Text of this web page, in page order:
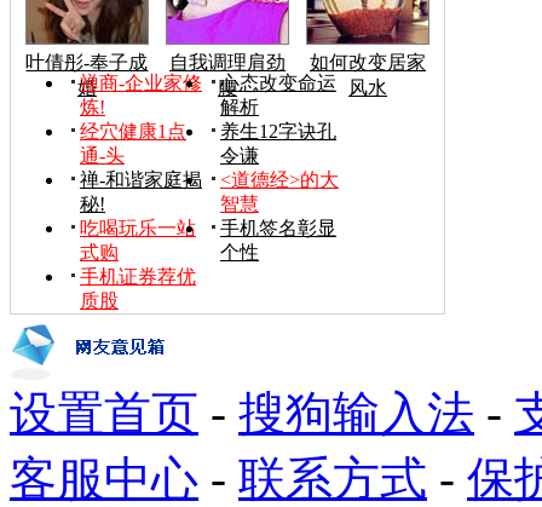
叶倩彤-奉子成
婚
自我调理肩劲
腰
如何改变居家
风水
禅商-企业家修
炼!
心态改变命运
解析
经穴健康1点
通-头
养生12字诀孔
令谦
禅-和谐家庭揭
秘!
<道德经>的大
智慧
吃喝玩乐一站
式购
手机签名彰显
个性
手机证券荐优
质股
设置首页 - 搜狗输入法 -
客服中心 - 联系方式 - 保